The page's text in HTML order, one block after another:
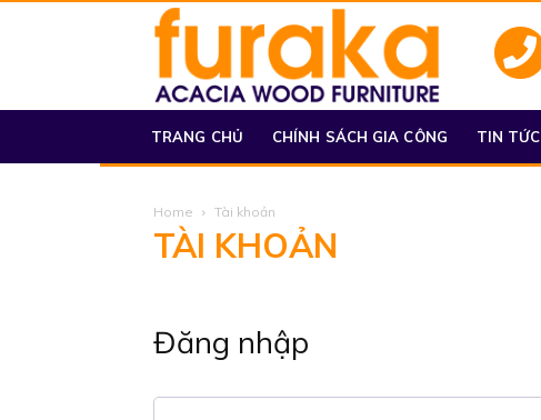
TRANG CHỦ CHÍNH SÁCH GIA CÔNG TIN TỨC
Home Tài khoản
TÀI KHOẢN
Đăng nhập